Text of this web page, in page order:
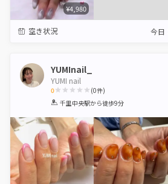
¥4,980
空き状況 今日
YUMInail_
YUMI nail
0
1 2 3 4 5
(0件)
千里中央駅から徒歩9分